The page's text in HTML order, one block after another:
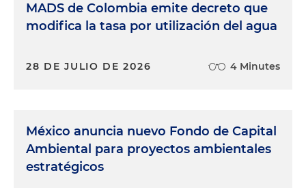
MADS de Colombia emite decreto que
modifica la tasa por utilización del agua
28 DE JULIO DE 2026 4 Minutes
México anuncia nuevo Fondo de Capital
Ambiental para proyectos ambientales
estratégicos